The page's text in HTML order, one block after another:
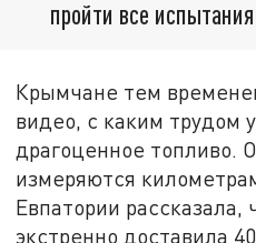
пройти все
Крымчане тем
видео, с каким трудом
драгоценное топливо.
измеряются
Евпатории рассказала,
экстренно доставила